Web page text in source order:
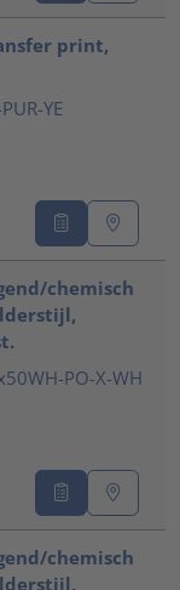
print,
YE
chemisch
PO-X-WH
chemisch